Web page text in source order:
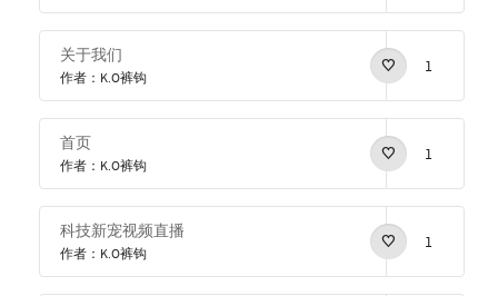
关于我们
作者：K.O裤钩
1
首页
作者：K.O裤钩
1
科技新宠视频直播
作者：K.O裤钩
1